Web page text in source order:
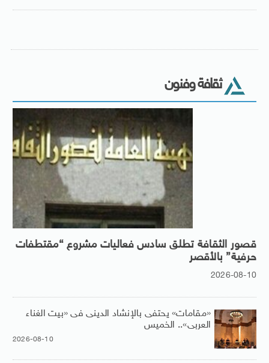
ثقافة وفنون
قصور الثقافة تطلق سادس فعاليات مشروع “مقتطفات
حرفية” بالأقصر
2026-08-10
«مقامات» يحتفى بالإنشاد الدينى فى «بيت الغناء
العربى».. الخميس
2026-08-10